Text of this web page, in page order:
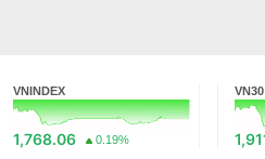
VNINDEX
1,768.06 0.19%
VN30